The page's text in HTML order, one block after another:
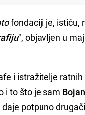
fondaciji je, ističu,
", objavljen u
i istražitelje
i to što je sam
potpuno